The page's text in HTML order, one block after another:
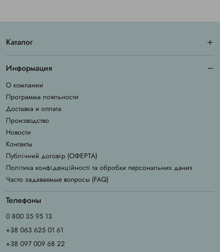
Каталог
Информация
О компании
Программа лояльности
Доставка и оплата
Производство
Новости
Контакты
Публічний договір (ОФЕРТА)
Політика конфіденційності та обробки персональних даних
Часто задаваемые вопросы (FAQ)
Телефоны
0 800 35 95 13
+38 063 625 01 61
+38 097 009 68 22